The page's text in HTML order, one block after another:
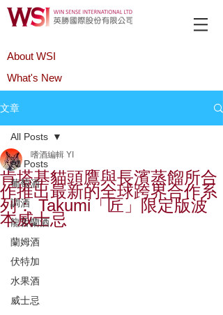
About WSI
What's New
文章
All Posts
葡萄酒
調酒
龍舌蘭酒
蘭姆酒
伏特加
水果酒
威士忌
All Posts
肯塔基貓頭鷹與長濱蒸餾所合
作推出最新的全球跨界合作系
列： Takumi「匠」限定版波
本威士忌
嗜酒編輯 YI